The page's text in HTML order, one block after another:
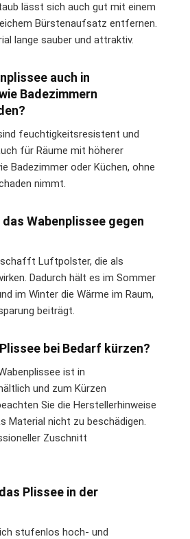
lässt sich auch gut mit einem
Bürstenaufsatz entfernen.
lange sauber und attraktiv.
auch in
Badezimmern
feuchtigkeitsresistent und
für Räume mit höherer
Badezimmer oder Küchen, ohne
nimmt.
Wabenplissee gegen
Luftpolster, die als
Dadurch hält es im Sommer
im Winter die Wärme im Raum,
beiträgt.
bei Bedarf kürzen?
ist in
und zum Kürzen
Sie die Herstellerhinweise
Material nicht zu beschädigen.
Zuschnitt
Plissee in der
stufenlos hoch- und